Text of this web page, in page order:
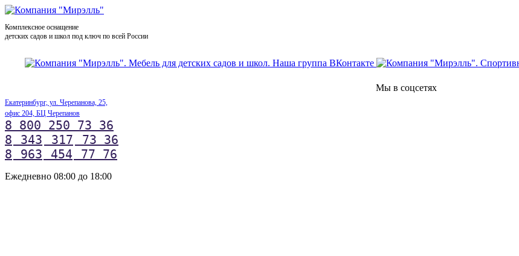
Комплексное оснащение
детских садов и школ под ключ по всей России
Мы в соцсетях
Екатеринбург, ул. Черепанова, 25,
офис 204, БЦ Черепанов
8 800 250 73 36
8
343 317
73 36
8
963 454 77 76
Ежедневно 08:00 до 18:00